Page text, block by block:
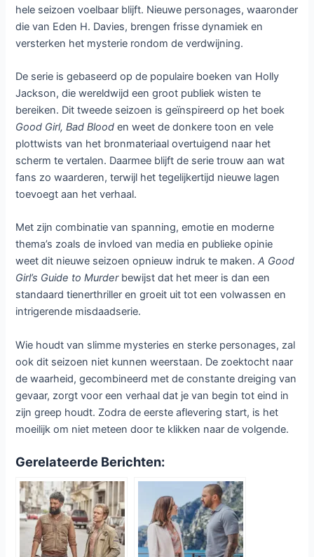
hele seizoen voelbaar blijft. Nieuwe personages, waaronder
die van Eden H. Davies, brengen frisse dynamiek en
versterken het mysterie rondom de verdwijning.
De serie is gebaseerd op de populaire boeken van Holly
Jackson, die wereldwijd een groot publiek wisten te
bereiken. Dit tweede seizoen is geïnspireerd op het boek
Good Girl, Bad Blood en weet de donkere toon en vele
plottwists van het bronmateriaal overtuigend naar het
scherm te vertalen. Daarmee blijft de serie trouw aan wat
fans zo waarderen, terwijl het tegelijkertijd nieuwe lagen
toevoegt aan het verhaal.
Met zijn combinatie van spanning, emotie en moderne
thema’s zoals de invloed van media en publieke opinie
weet dit nieuwe seizoen opnieuw indruk te maken.A Good
Girl’s Guide to Murderbewijst dat het meer is dan een
standaard tienerthriller en groeit uit tot een volwassen en
intrigerende misdaadserie.
Wie houdt van slimme mysteries en sterke personages, zal
ook dit seizoen niet kunnen weerstaan. De zoektocht naar
de waarheid, gecombineerd met de constante dreiging van
gevaar, zorgt voor een verhaal dat je van begin tot eind in
zijn greep houdt. Zodra de eerste aflevering start, is het
moeilijk om niet meteen door te klikken naar de volgende.
Gerelateerde Berichten: